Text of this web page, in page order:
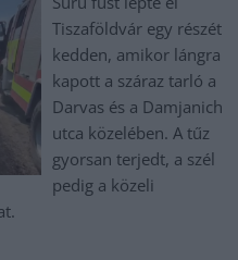
Tiszaföldvár egy részét
kedden, amikor lángra
kapott a száraz tarló a
Darvas és a Damjanich
utca közelében. A tűz
gyorsan terjedt, a szél
pedig a közeli